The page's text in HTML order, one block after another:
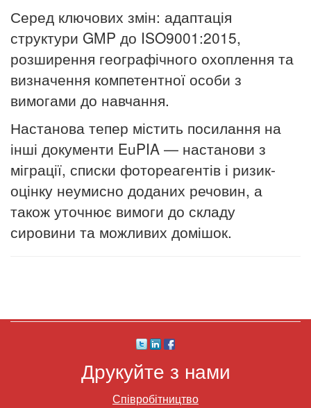
Серед ключових змін: адаптація
структури GMP до ISO9001:2015,
розширення географічного охоплення та
визначення компетентної особи з
вимогами до навчання.
Настанова тепер містить посилання на
інші документи EuPIA — настанови з
міграції, списки фотореагентів і ризик-
оцінку неумисно доданих речовин, а
також уточнює вимоги до складу
сировини та можливих домішок.
Друкуйте з нами
Співробітництво